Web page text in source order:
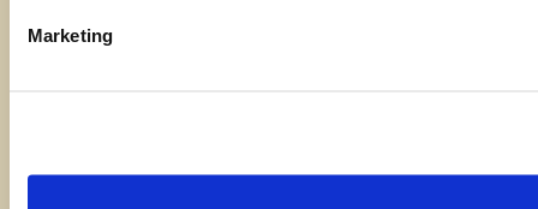
Marketing